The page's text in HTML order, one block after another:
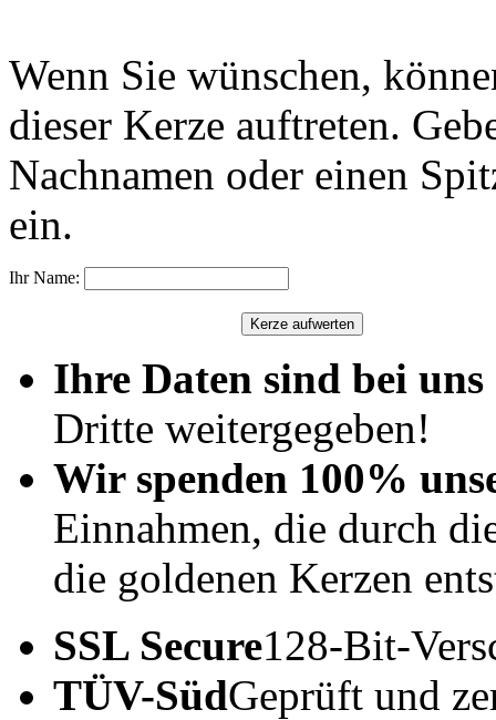
Wenn Sie wünschen,
dieser Kerze auftreten.
Nachnamen oder einen
ein.
Ihr Name:
Ihre Daten sind bei uns
Dritte weitergegeben!
Wir spenden 100%
Einnahmen, die durch
die goldenen Kerzen
SSL Secure128-Bit-
TÜV-SüdGeprüft und